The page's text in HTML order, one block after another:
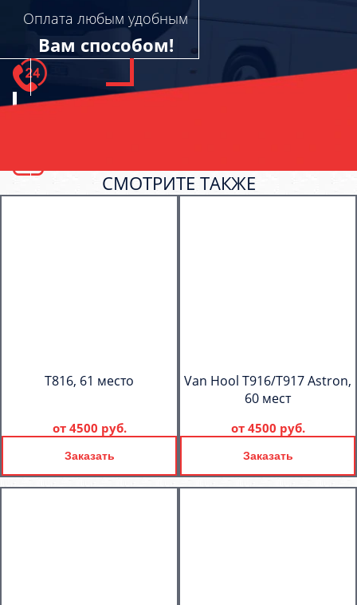
Оплата любым удобным
Вам способом!
СМОТРИТЕ ТАКЖЕ
T816, 61 место
от 4500 руб.
Заказать
Van Hool T916/T917 Astron,
60 мест
от 4500 руб.
Заказать